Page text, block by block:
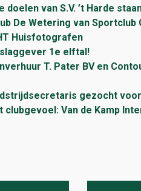
doelen van S.V. ’t Harde
De Wetering van Sportclub
Huisfotografen
1e elftal!
T. Pater BV en
gezocht
Van de Kamp